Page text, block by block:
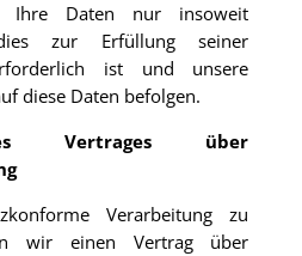
Ihre Daten nur insoweit
zur Erfüllung seiner
ist und unsere
diese Daten befolgen.
Vertrages über
Verarbeitung zu
wir einen Vertrag über